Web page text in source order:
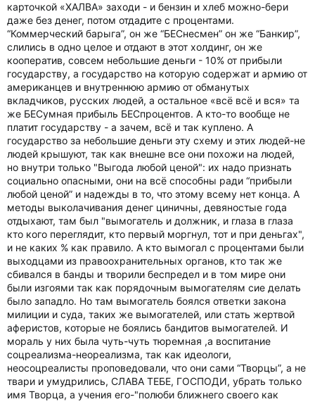
карточкой «ХАЛВА» заходи - и бензин и хлеб можно-бери
даже без денег, потом отдадите с процентами.
“Коммерческий барыга”, он же “БЕСнесмен” он же “Банкир”,
слились в одно целое и отдают в этот холдинг, он же
кооператив, совсем небольшие деньги - 10% от прибыли
государству, а государство на которую содержат и армию от
американцев и внутреннюю армию от обманутых
вкладчиков, русских людей, а остальное «всё всё и вся» та
же БЕСумная прибыль БЕСпроцентов. А кто-то вообще не
платит государству - а зачем, всё и так куплено. А
государство за небольшие деньги эту схему и этих людей-не
людей крышуют, так как внешне все они похожи на людей,
но внутри только "Выгода любой ценой": их надо признать
социально опасными, они на всё способны ради “прибыли
любой ценой” и надежды в то, что этому всему нет конца. А
методы выколачивания денег циничны, девяностые года
отдыхают, там был "вымогатель и должник, и глаза в глаза
кто кого переглядит, кто первый моргнул, тот и при деньгах",
и не каких % как правило. А кто вымогал с процентами были
выходцами из правоохранительных органов, кто так же
сбивался в банды и творили беспредел и в том мире они
были изгоями так как порядочным вымогателям сие делать
было западло. Но там вымогатель боялся ответки закона
милиции и суда, таких же вымогателей, или стать жертвой
аферистов, которые не боялись бандитов вымогателей. И
мораль у них была чуть-чуть тюремная ,а воспитание
соцреализма-неореализма, так как идеологи,
неосоцреалисты проповедовали, что они сами “Творцы”, а не
твари и умудрились, СЛАВА ТЕБЕ, ГОСПОДИ, убрать только
имя Творца, а учения его-"полюби ближнего своего как